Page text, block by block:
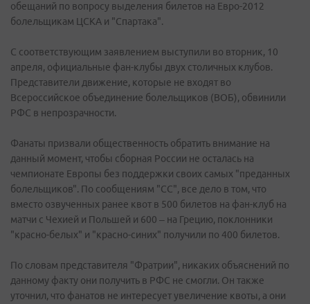
обещаний по вопросу выделения билетов на Евро-2012
болельщикам ЦСКА и "Спартака".
С соответствующим заявлением выступили во вторник, 10
апреля, официальные фан-клубы двух столичных клубов.
Представители движение, которые не входят во
Всероссийское объединение болельщиков (ВОБ), обвинили
РФС в непрозрачности.
Фанаты призвали общественность обратить внимание на
данный момент, чтобы сборная России не осталась на
чемпионате Европы без поддержки своих самых "преданных
болельщиков". По сообщениям "СС", все дело в том, что
вместо озвученных ранее квот в 500 билетов на фан-клуб на
матчи с Чехией и Польшей и 600 – на Грецию, поклонники
"красно-белых" и "красно-синих" получили по 400 билетов.
По словам представителя "Фратрии", никаких объяснений по
данному факту они получить в РФС не смогли. Он также
уточнил, что фанатов не интересует увеличение квоты, а они